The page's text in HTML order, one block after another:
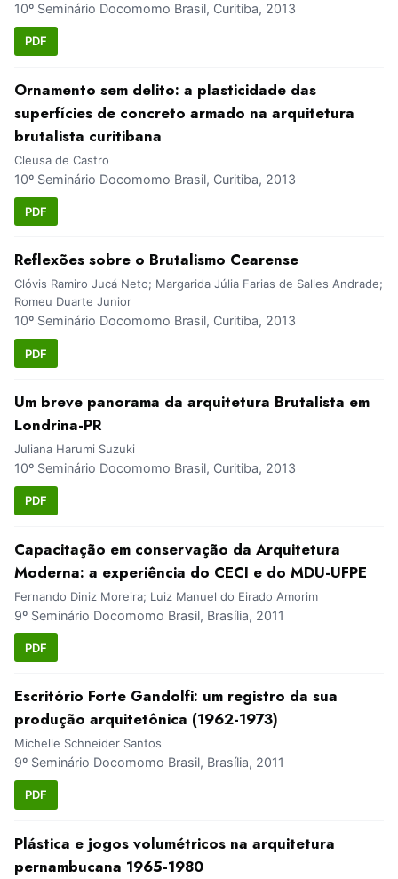
10º Seminário Docomomo Brasil, Curitiba, 2013
PDF
Ornamento sem delito: a plasticidade das
superfícies de concreto armado na arquitetura
brutalista curitibana
Cleusa de Castro
10º Seminário Docomomo Brasil, Curitiba, 2013
PDF
Reflexões sobre o Brutalismo Cearense
Clóvis Ramiro Jucá Neto; Margarida Júlia Farias de Salles Andrade;
Romeu Duarte Junior
10º Seminário Docomomo Brasil, Curitiba, 2013
PDF
Um breve panorama da arquitetura Brutalista em
Londrina-PR
Juliana Harumi Suzuki
10º Seminário Docomomo Brasil, Curitiba, 2013
PDF
Capacitação em conservação da Arquitetura
Moderna: a experiência do CECI e do MDU-UFPE
Fernando Diniz Moreira; Luiz Manuel do Eirado Amorim
9º Seminário Docomomo Brasil, Brasília, 2011
PDF
Escritório Forte Gandolfi: um registro da sua
produção arquitetônica (1962-1973)
Michelle Schneider Santos
9º Seminário Docomomo Brasil, Brasília, 2011
PDF
Plástica e jogos volumétricos na arquitetura
pernambucana 1965-1980